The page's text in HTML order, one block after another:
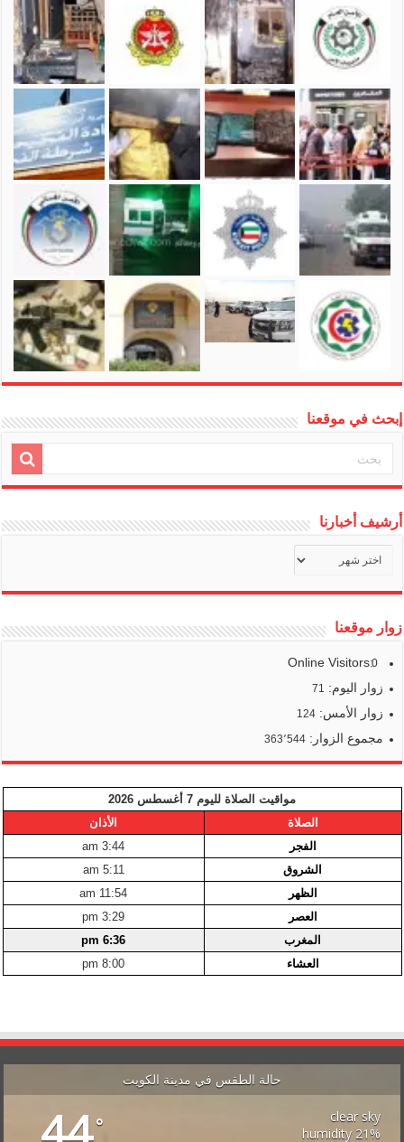
إبحث في موقعنا
أرشيف أخبارنا
أرشيف
أخبارنا
زوار موقعنا
Online Visitors:
0
زوار اليوم: 71
زوار الأمس:124
مجموع الزوار:363٬544
مواقيت الصلاة لليوم 7 أغسطس 2026
الصلاة
الأذان
الفجر
3:44 am
الشروق
5:11 am
الظهر
11:54 am
العصر
3:29 pm
المغرب
6:36 pm
العشاء
8:00 pm
حالة الطقس في مدينة الكويت
°
clear sky
21% humidity